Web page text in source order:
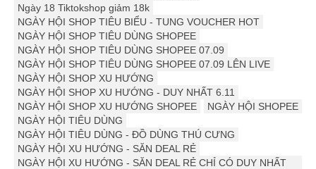
Ngày 18 Tiktokshop giảm 18k
NGÀY HỘI SHOP TIÊU BIỂU - TUNG VOUCHER HOT
NGÀY HỘI SHOP TIÊU DÙNG SHOPEE
NGÀY HỘI SHOP TIÊU DÙNG SHOPEE 07.09
NGÀY HỘI SHOP TIÊU DÙNG SHOPEE 07.09 LÊN LIVE
NGÀY HỘI SHOP XU HƯỚNG
NGÀY HỘI SHOP XU HƯỚNG - DUY NHẤT 6.11
NGÀY HỘI SHOP XU HƯỚNG SHOPEE
NGÀY HỘI SHOPEE
NGÀY HỘI TIÊU DÙNG
NGÀY HỘI TIÊU DÙNG - ĐỒ DÙNG THÚ CƯNG
NGÀY HỘI XU HƯỚNG - SĂN DEAL RẺ
NGÀY HỘI XU HƯỚNG - SĂN DEAL RẺ CHỈ CÓ DUY NHẤT